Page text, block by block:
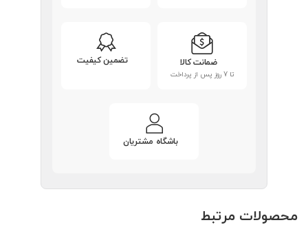
ضمانت کالا
تا 7 روز پس از پرداخت
تضمین کیفیت
باشگاه مشتریان
محصولات مرتبط